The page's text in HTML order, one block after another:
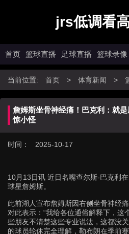
jrs低调看
首页 篮球直播 足球直播 篮球录像
当前位置: 首页 > 体育新闻 >
詹姆斯坐骨神经痛！巴克利：就
惊小怪
时间： 2025-10-17
10月13日讯 近日名嘴查尔斯-巴克利
球星詹姆斯。
此前湖人宣布詹姆斯因右侧坐骨神经
对此表示：“我给各位通俗解释下，这
些朋友不清楚这些专业说法，这都没
的球员轮休完全理解，勒布朗在季前赛